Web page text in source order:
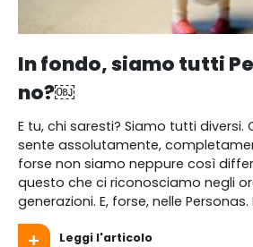
In fondo, siamo tutti
no?￼
E tu, chi saresti? Siamo tutti diversi.
sente assolutamente,
forse non siamo neppure così
questo che ci riconosciamo negli
generazioni. E, forse, nelle
Leggi l'articolo